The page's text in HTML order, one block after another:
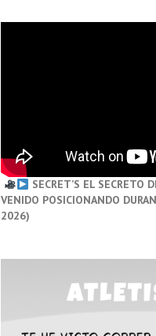
SECRET’S EL SECRETO
VENIDO POSICIONANDO
2026)